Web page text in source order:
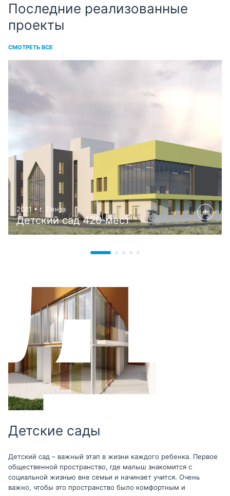
Последние реализованные
проекты
СМОТРЕТЬ ВСЕ
2021 • г. Пенза
Детский сад 420 мест
Детские сады
Детский сад – важный этап в жизни каждого ребенка. Первое
общественной пространство, где малыш знакомится с
социальной жизнью вне семьи и начинает учится. Очень
важно, чтобы это пространство было комфортным и